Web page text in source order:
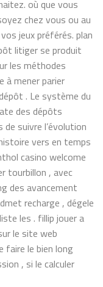
où que vous
chez vous ou au
jeux préférés. plan
litiger se produit
les méthodes
à mener parier
. Le système du
des dépôts
suivre l’évolution
vers en temps
casino welcome
tourbillon , avec
des avancement
recharge , dégele
les . fillip jouer a
le site web
faire le bien long
, si le calculer